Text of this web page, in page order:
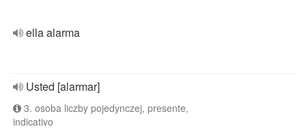
ella alarma
Usted [alarmar]
3. osoba liczby pojedynczej, presente,
indicativo